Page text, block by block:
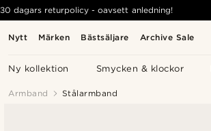
Nytt Märken Bästsäljare Archive Sale
Ny kollektion Smycken & klockor
30 dagars returpolicy - oavsett anledning!
Armband Stålarmband